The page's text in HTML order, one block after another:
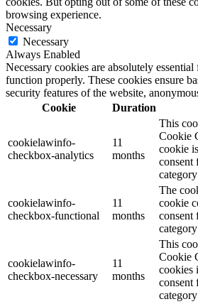
browsing experience.
Necessary
Necessary
Always Enabled
Necessary cookies are absolutely
function properly. These cookies ensure
security features of the website,
Cookie
Duration
cookielawinfo-
checkbox-analytics
11
months
This
Cookie
cookie
consent
cookielawinfo-
checkbox-functional
11
months
The
cookie
consent
cookielawinfo-
checkbox-necessary
11
months
This
Cookie
cookies
consent